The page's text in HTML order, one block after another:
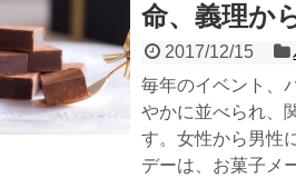
命、義理か
2017/12/15
毎年のイベント、
やかに並べられ、
す。女性から男性
デーは、お菓子メ